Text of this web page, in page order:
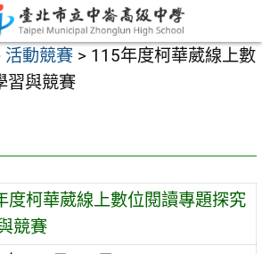
活動競賽 > 115年度柯華葳線上數
習與競賽
度柯華葳線上數位閱讀專題探究
競賽